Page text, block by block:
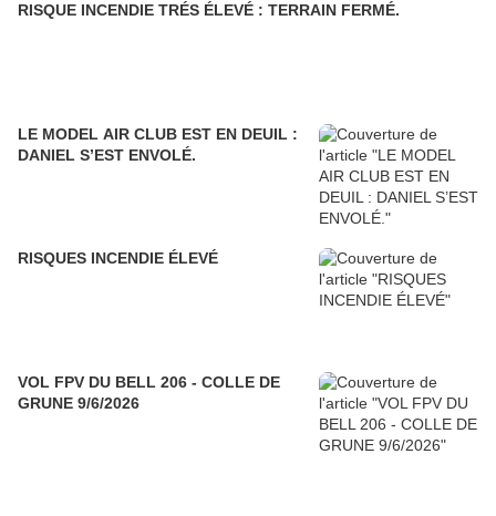
RISQUE INCENDIE TRÉS ÉLEVÉ : TERRAIN FERMÉ.
LE MODEL AIR CLUB EST EN DEUIL :
DANIEL S’EST ENVOLÉ.
RISQUES INCENDIE ÉLEVÉ
VOL FPV DU BELL 206 - COLLE DE
GRUNE 9/6/2026